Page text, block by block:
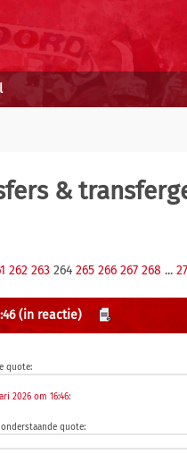
&
262 263 264 265 266 267 268 ...
(in reactie)
quote:
2026 om 16:46:
quote: